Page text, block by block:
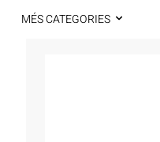
MÉS CATEGORIES